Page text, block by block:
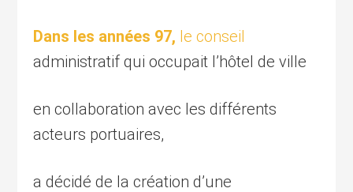
Dans les années 97, le conseil
administratif qui occupait l’hôtel de ville
en collaboration avec les différents
acteurs portuaires,
a décidé de la création d’une